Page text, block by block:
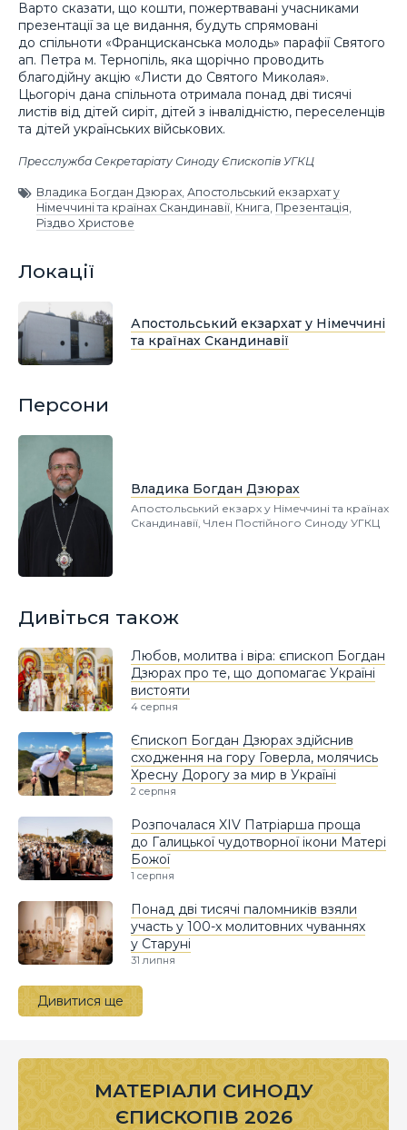
Варто сказати, що кошти, пожертвавані учасниками
презентації за це видання, будуть спрямовані
до спільноти «Францисканська молодь» парафії Святого
ап. Петра м. Тернопіль, яка щорічно проводить
благодійну акцію «Листи до Святого Миколая».
Цьогоріч дана спільнота отримала понад дві тисячі
листів від дітей сиріт, дітей з інвалідністю, переселенців
та дітей українських військових.
Пресслужба Секретаріату Синоду Єпископів УГКЦ
Владика Богдан Дзюрах, Апостольський екзархат у
Німеччині та країнах Скандинавії, Книга, Презентація,
Різдво Христове
Локації
Апостольський екзархат у Німеччині
та країнах Скандинавії
Персони
Владика Богдан Дзюрах
Апостольський екзарх у Німеччині та країнах
Скандинавії, Член Постійного Синоду УГКЦ
Дивіться також
Любов, молитва і віра: єпископ Богдан
Дзюрах про те, що допомагає Україні
вистояти
4 серпня
Єпископ Богдан Дзюрах здійснив
сходження на гору Говерла, молячись
Хресну Дорогу за мир в Україні
2 серпня
Розпочалася XIV Патріарша проща
до Галицької чудотворної ікони Матері
Божої
1 серпня
Понад дві тисячі паломників взяли
участь у 100-х молитовних чуваннях
у Старуні
31 липня
Дивитися ще
МАТЕРІАЛИ СИНОДУ
ЄПИСКОПІВ 2026